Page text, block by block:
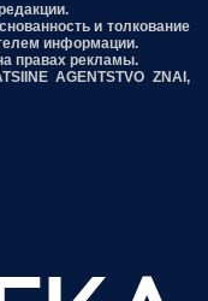
и толкование
информации.
правах рекламы.
AGENTSTVO ZNAI,